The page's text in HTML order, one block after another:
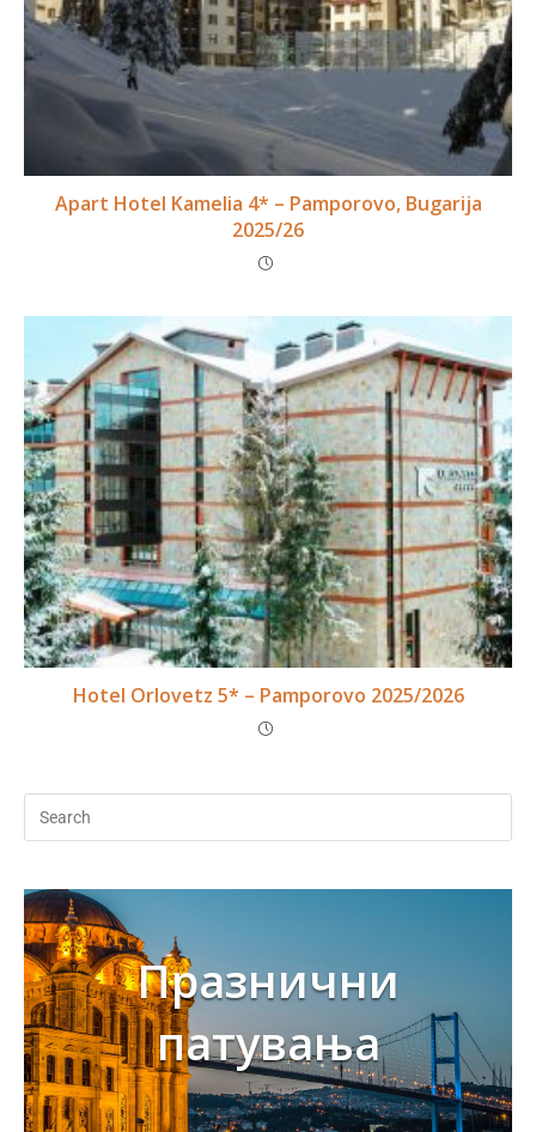
Apart Hotel Kamelia 4* – Pamporovo, Bugarija
2025/26
Hotel Orlovetz 5* – Pamporovo 2025/2026
Празнични
патувања